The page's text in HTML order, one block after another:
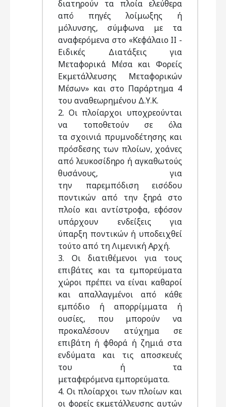
διατηρούν τα πλοία ελεύθερα
από πηγές λοίμωξης ή
μόλυνσης, σύμφωνα με τα
αναφερόμενα στο «Κεφάλαιο II -
Ειδικές Διατάξεις για
Μεταφορικά Μέσα και Φορείς
Εκμετάλλευσης Μεταφορικών
Μέσων» και στο Παράρτημα 4
του αναθεωρημένου Δ.Υ.Κ.
2. Οι πλοίαρχοι υποχρεούνται
να τοποθετούν σε όλα
τα σχοινιά πρυμνοδέτησης και
πρόσδεσης των πλοίων, χοάνες
από λευκοσίδηρο ή αγκαθωτούς
θυσάνους, για
την παρεμπόδιση εισόδου
ποντικών από την ξηρά στο
πλοίο και αντίστροφα, εφόσον
υπάρχουν ενδείξεις για
ύπαρξη ποντικών ή υποδειχθεί
τούτο από τη Λιμενική Αρχή.
3. Οι διατιθέμενοι για τους
επιβάτες και τα εμπορεύματα
χώροι πρέπει να είναι καθαροί
και απαλλαγμένοι από κάθε
εμπόδιο ή απορρίμματα ή
ουσίες, που μπορούν να
προκαλέσουν ατύχημα σε
επιβάτη ή φθορά ή ζημιά στα
ενδύματα και τις αποσκευές
του ή τα
μεταφερόμενα εμπορεύματα.
4. Οι πλοίαρχοι των πλοίων και
οι φορείς εκμετάλλευσης αυτών